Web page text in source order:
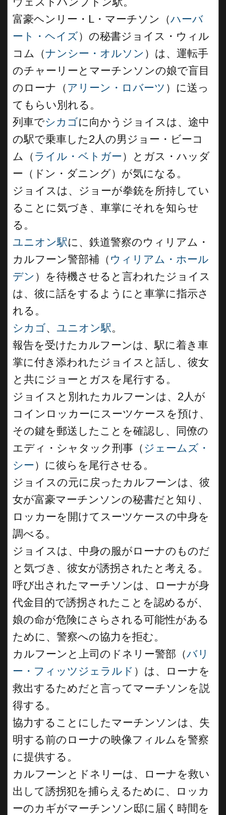
富豪ヘンリー・L・マーチソン（ハーバ
ート・ヘイズ）の秘書ジョイス・ウィル
コム（ナンシー・オルソン ）は、運転手
のチャーリーとマーチンソンの娘で盲目
のローナ（ アリーン・ロバーツ ）に送っ
てもらい別れる。
列車でシカゴに向かうジョイスは、途中
の駅で乗車した2人の男ジョー・ビーコ
ム（ ライル・ベトガー）とガス・ハッダ
ー（ドン・ダニング）が気になる。
ジョイスは、ジョーが拳銃を所持してい
ることに気づき、車掌にそれを知らせ
る。
ユニオン駅に、鉄道警察のウィリアム・
カルフーン警部補（ ウィリアム・ホール
デン ）を待機させると言われたジョイス
は、彼に話をするようにと車掌に指示さ
れる。
シカゴ、 ユニオン駅。
報告を受けたカルフーンは、駅に着き車
掌に付き添われたジョイスと話し、彼女
と共にジョーとガスを尾行する。
ジョイスと別れたカルフーンは、2人が
コインロッカーにスーツケースを預け、
その鍵を郵送したことを確認し、同僚の
エディ・シャタック刑事（ ジェームズ・
シー）に彼らを尾行させる。
ジョイスの元に戻ったカルフーンは、彼
女が富豪マーチンソンの秘書だと知り、
ロッカーを開けてスーツケースの中身を
調べる。
ジョイスは、中身の服がローナのものだ
と気づき、彼女が誘拐されたと考える。
呼び出されたマーチソンは、ローナが身
代金目的で誘拐されたことを認めるが、
娘の命が危険にさらされる可能性がある
ために、警察への協力を拒む。
カルフーンと上司のドネリー警部（バリ
ー・フィッツジェラルド ）は、ローナを
救出するためだと言ってマーチソンを説
得する。
協力することにしたマーチンソンは、失
明する前のローナの映像フィルムを警察
に提供する。
カルフーンとドネリーは、ローナを救い
出して誘拐犯を捕らえるために、ロッカ
ーのカギがマーチンソン邸に届く時間を